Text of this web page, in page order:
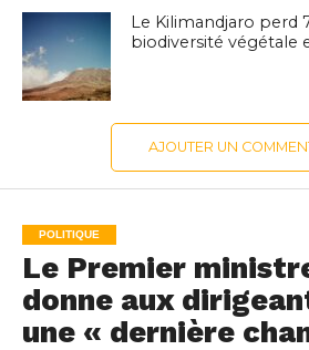
Le Kilimandjaro perd
biodiversité végétale
AJOUTER UN
POLITIQUE
Le Premier
donne aux
une « dernière